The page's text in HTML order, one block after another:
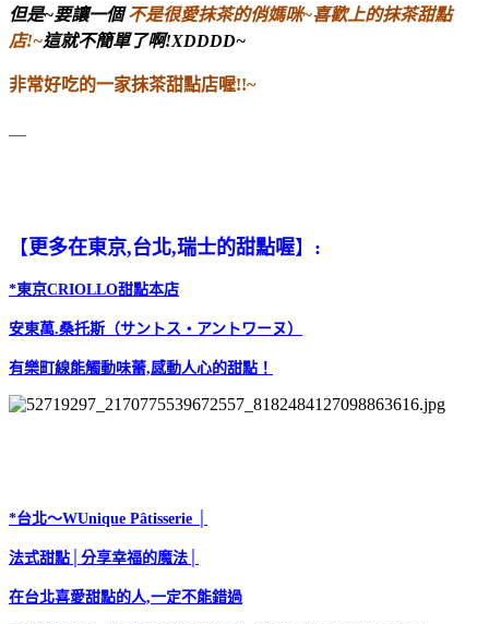
但是~要讓一個不是很愛抹茶的俏媽咪~喜歡上的抹茶甜點
店!~這就不簡單了啊!XDDDD~
非常好吃的一家抹茶甜點店喔!!~
【更多在東京,台北,瑞士的甜點喔】 :
*東京CRIOLLO甜點本店
安東萬.桑托斯（サントス・アントワーヌ）
有樂町線能觸動味蕾,感動人心的甜點！
*台北～WUnique Pâtisserie │
法式甜點│分享幸福的魔法│
在台北喜愛甜點的人,一定不能錯過